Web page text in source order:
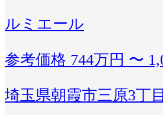
ルミエール
参考価格 744万円 〜
埼玉県朝霞市三原3丁